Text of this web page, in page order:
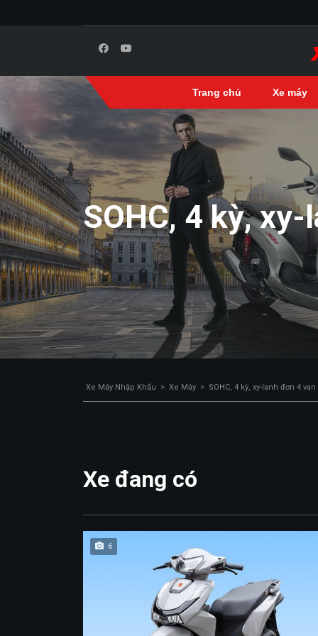
Trang chủ Xe máy
SOHC, 4 kỳ,
Xe Máy Nhập Khẩu > Xe Máy > SOHC, 4 kỳ, xy-lanh đơn 4 van
Xe đang có
6